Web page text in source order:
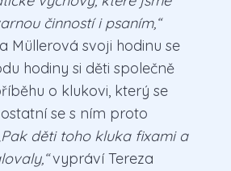
činností i psaním,“
Müllerová svoji hodinu se
hodiny si děti společně
o klukovi, který se
se s ním proto
děti toho kluka fixami a
vypráví Tereza